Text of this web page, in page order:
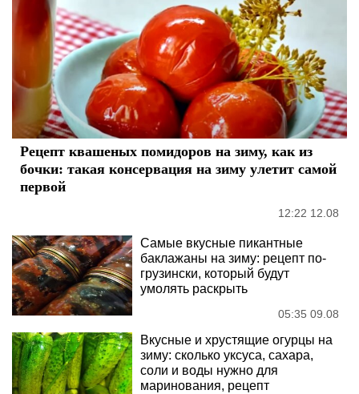
Рецепт квашеных помидоров на зиму, как из
бочки: такая консервация на зиму улетит самой
первой
12:22 12.08
Самые вкусные пикантные
баклажаны на зиму: рецепт по-
грузински, который будут
умолять раскрыть
05:35 09.08
Вкусные и хрустящие огурцы на
зиму: сколько уксуса, сахара,
соли и воды нужно для
маринования, рецепт